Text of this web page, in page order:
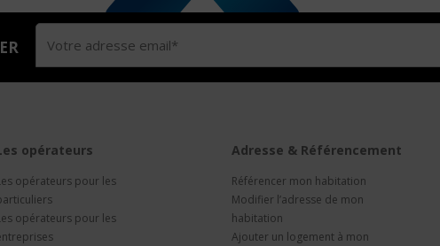
opérateurs
opérateurs pour les
opérateurs pour les
Adresse & Référencement
Référencer mon habitation
Modifier l’adresse de mon
habitation
Ajouter un logement à mon